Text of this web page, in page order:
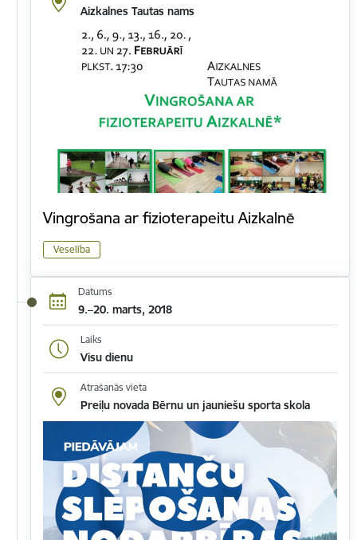
Aizkalnes Tautas nams
Vingrošana ar fizioterapeitu Aizkalnē
Veselība
Datums
9.–20. marts, 2018
Laiks
Visu dienu
Atrašanās vieta
Preiļu novada Bērnu un jauniešu sporta skola